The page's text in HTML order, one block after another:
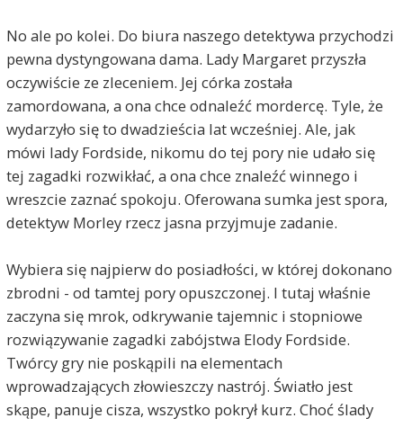
No ale po kolei. Do biura naszego detektywa przychodzi
pewna dystyngowana dama. Lady Margaret przyszła
oczywiście ze zleceniem. Jej córka została
zamordowana, a ona chce odnaleźć mordercę. Tyle, że
wydarzyło się to dwadzieścia lat wcześniej. Ale, jak
mówi lady Fordside, nikomu do tej pory nie udało się
tej zagadki rozwikłać, a ona chce znaleźć winnego i
wreszcie zaznać spokoju. Oferowana sumka jest spora,
detektyw Morley rzecz jasna przyjmuje zadanie.
Wybiera się najpierw do posiadłości, w której dokonano
zbrodni - od tamtej pory opuszczonej. I tutaj właśnie
zaczyna się mrok, odkrywanie tajemnic i stopniowe
rozwiązywanie zagadki zabójstwa Elody Fordside.
Twórcy gry nie poskąpili na elementach
wprowadzających złowieszczy nastrój. Światło jest
skąpe, panuje cisza, wszystko pokrył kurz. Choć ślady